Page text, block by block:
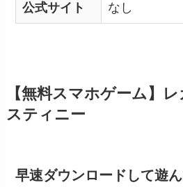
公式サイト なし
【無料スマホゲーム】
スティニー
早速ダウンロードして遊ん